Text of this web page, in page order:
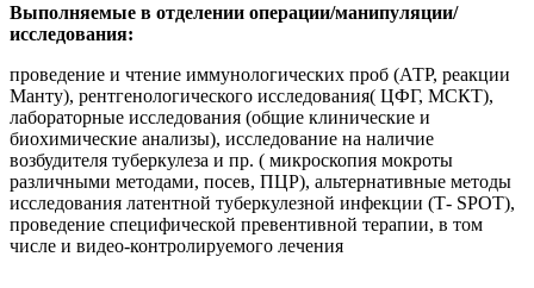
Выполняемые в отделении операции/манипуляции/
исследования:
проведение и чтение иммунологических проб (АТР, реакции
Манту), рентгенологического исследования( ЦФГ, МСКТ),
лабораторные исследования (общие клинические и
биохимические анализы), исследование на наличие
возбудителя туберкулеза и пр. ( микроскопия мокроты
различными методами, посев, ПЦР), альтернативные методы
исследования латентной туберкулезной инфекции (Т- SPOT),
проведение специфической превентивной терапии, в том
числе и видео-контролируемого лечения